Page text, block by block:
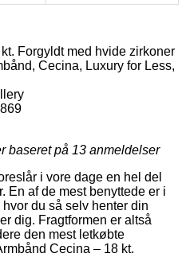
Forgyldt med hvide zirkoner
Cecina, Luxury for Less,
baseret på 13 anmeldelser
i vore dage en hel del
En af de mest benyttede er i
du så selv henter din
dig. Fragtformen er altså
den mest letkøbte
Cecina – 18 kt.